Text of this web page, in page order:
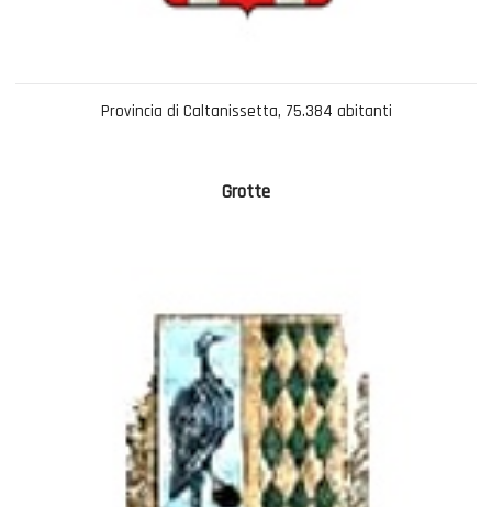
Provincia di Caltanissetta, 75.384 abitanti
Grotte